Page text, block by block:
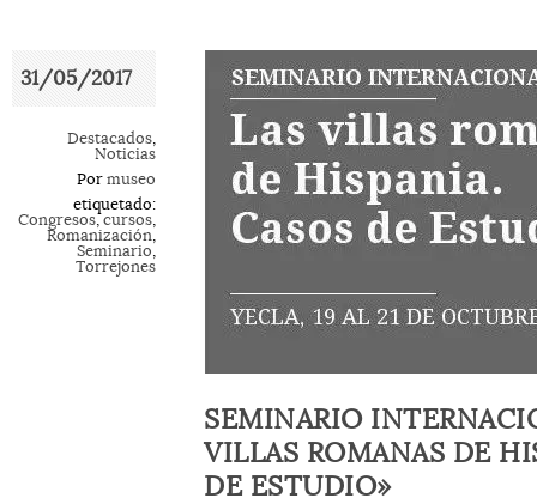
31/05/2017
Destacados,
Noticias
Por museo
etiquetado:
Congresos,cursos,
Romanización,
Seminario,
Torrejones
SEMINARIO
VILLAS ROMANAS DE
DE ESTUDIO»